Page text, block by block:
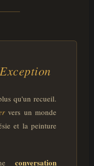
qu'un recueil.
vers un monde
et la peinture
conversation